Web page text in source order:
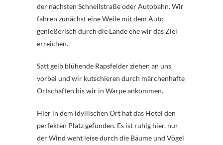
der nächsten Schnellstraße oder Autobahn. Wir
fahren zunächst eine Weile mit dem Auto
genießerisch durch die Lande ehe wir das Ziel
erreichen.
Satt gelb blühende Rapsfelder ziehen an uns
vorbei und wir kutschieren durch märchenhafte
Ortschaften bis wir in Warpe ankommen.
Hier in dem idyllischen Ort hat das Hotel den
perfekten Platz gefunden. Es ist ruhig hier, nur
der Wind weht leise durch die Bäume und Vögel